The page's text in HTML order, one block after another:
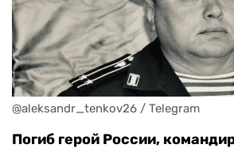
@aleksandr_tenkov26 / Telegram
Погиб герой России,